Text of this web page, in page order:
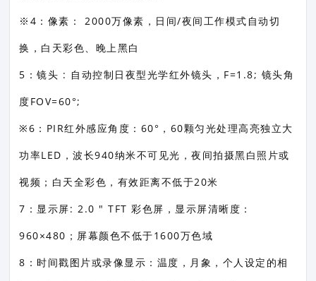
※4：像素： 2000万像素，日间/夜间工作模式自动切
换，白天彩色、晚上黑白
5：镜头 : 自动控制日夜型光学红外镜头，F=1.8; 镜头角
度FOV=60°;
※6：PIR红外感应角度：60°，60颗匀光处理高亮独立大
功率LED，波长940纳米不可见光，夜间拍摄黑白照片或
视频；白天全彩色，有效距离不低于20米
7：显示屏: 2.0 " TFT 彩色屏，显示屏清晰度：
960×480；屏幕颜色不低于1600万色域
8：时间戳图片或录像显示：温度，月象，个人设定的相